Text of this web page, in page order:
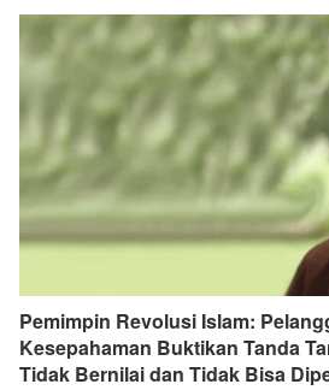
Pemimpin Revolusi Islam:
Kesepahaman Buktikan Tanda
Tidak Bernilai dan Tidak Bisa